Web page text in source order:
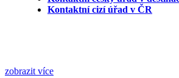
Kontaktní cizí úřad v ČR
zobrazit více